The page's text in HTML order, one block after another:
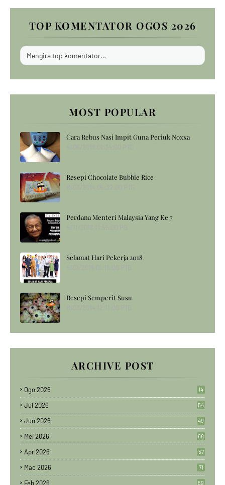
TOP KOMENTATOR OGOS 2026
Mengira top komentator…
MOST POPULAR
Cara Rebus Nasi Impit Guna Periuk Noxxa
Resepi Chocolate Bubble Rice
Perdana Menteri Malaysia Yang Ke 7
Selamat Hari Pekerja 2018
Resepi Semperit Susu
ARCHIVE POST
Ogo 2026 14
Jul 2026 54
Jun 2026 49
Mei 2026 68
Apr 2026 57
Mac 2026 71
Feb 2026 59